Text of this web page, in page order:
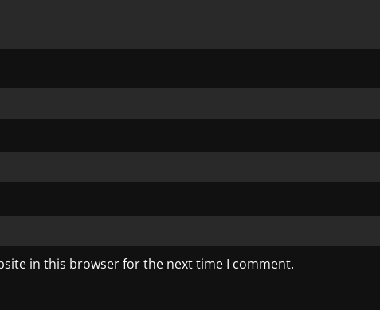
in this browser for the next time I comment.